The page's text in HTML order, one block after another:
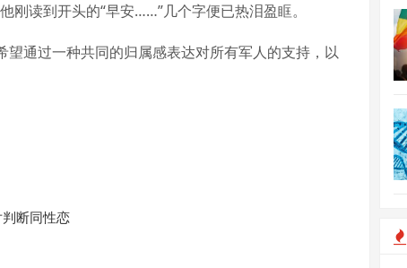
读到开头的“早安……”几个字便已热泪盈眶。
望通过一种共同的归属感表达对所有军人的支持，以
断同性恋